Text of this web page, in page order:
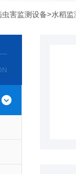
虫害监测设备>水稻监